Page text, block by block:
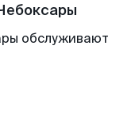
обслуживают